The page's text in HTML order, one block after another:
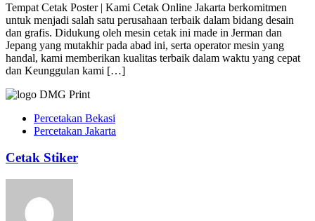
Tempat Cetak Poster | Kami Cetak Online Jakarta berkomitmen
untuk menjadi salah satu perusahaan terbaik dalam bidang desain
dan grafis. Didukung oleh mesin cetak ini made in Jerman dan
Jepang yang mutakhir pada abad ini, serta operator mesin yang
handal, kami memberikan kualitas terbaik dalam waktu yang cepat
dan Keunggulan kami […]
Percetakan Bekasi
Percetakan Jakarta
Cetak Stiker